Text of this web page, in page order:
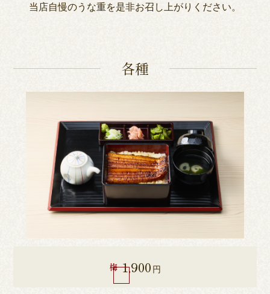
当店自慢のうな重を是非お召し上がりください。
各種
梅 1,900 円